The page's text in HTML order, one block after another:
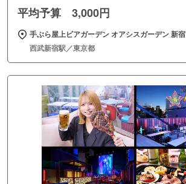
平均予算 3,000円
手ぶら屋上ビアガーデン オアシスガーデン 新宿
西武新宿駅／東京都